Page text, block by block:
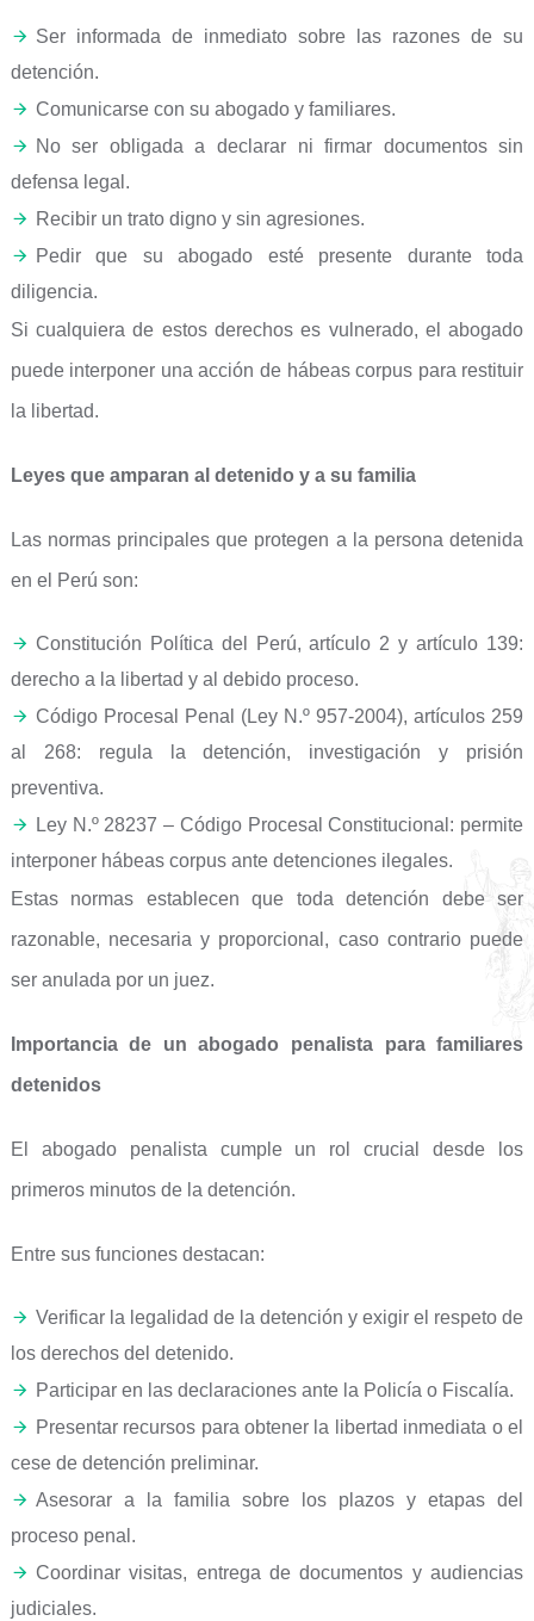
Ser informada de inmediato sobre las razones de su
detención.
Comunicarse con su abogado y familiares.
No ser obligada a declarar ni firmar documentos sin
defensa legal.
Recibir un trato digno y sin agresiones.
Pedir que su abogado esté presente durante toda
diligencia.
Si cualquiera de estos derechos es vulnerado, el abogado
puede interponer una acción de hábeas corpus para restituir
la libertad.
Leyes que amparan al detenido y a su familia
Las normas principales que protegen a la persona detenida
en el Perú son:
Constitución Política del Perú, artículo 2 y artículo 139:
derecho a la libertad y al debido proceso.
Código Procesal Penal (Ley N.º 957-2004), artículos 259
al 268: regula la detención, investigación y prisión
preventiva.
Ley N.º 28237 – Código Procesal Constitucional: permite
interponer hábeas corpus ante detenciones ilegales.
Estas normas establecen que toda detención debe ser
razonable, necesaria y proporcional, caso contrario puede
ser anulada por un juez.
Importancia de un abogado penalista para familiares
detenidos
El abogado penalista cumple un rol crucial desde los
primeros minutos de la detención.
Entre sus funciones destacan:
Verificar la legalidad de la detención y exigir el respeto de
los derechos del detenido.
Participar en las declaraciones ante la Policía o Fiscalía.
Presentar recursos para obtener la libertad inmediata o el
cese de detención preliminar.
Asesorar a la familia sobre los plazos y etapas del
proceso penal.
Coordinar visitas, entrega de documentos y audiencias
judiciales.